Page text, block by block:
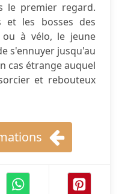
le premier regard.
et les bosses des
à vélo, le jeune
s'ennuyer jusqu'au
cas étrange auquel
et rebouteux